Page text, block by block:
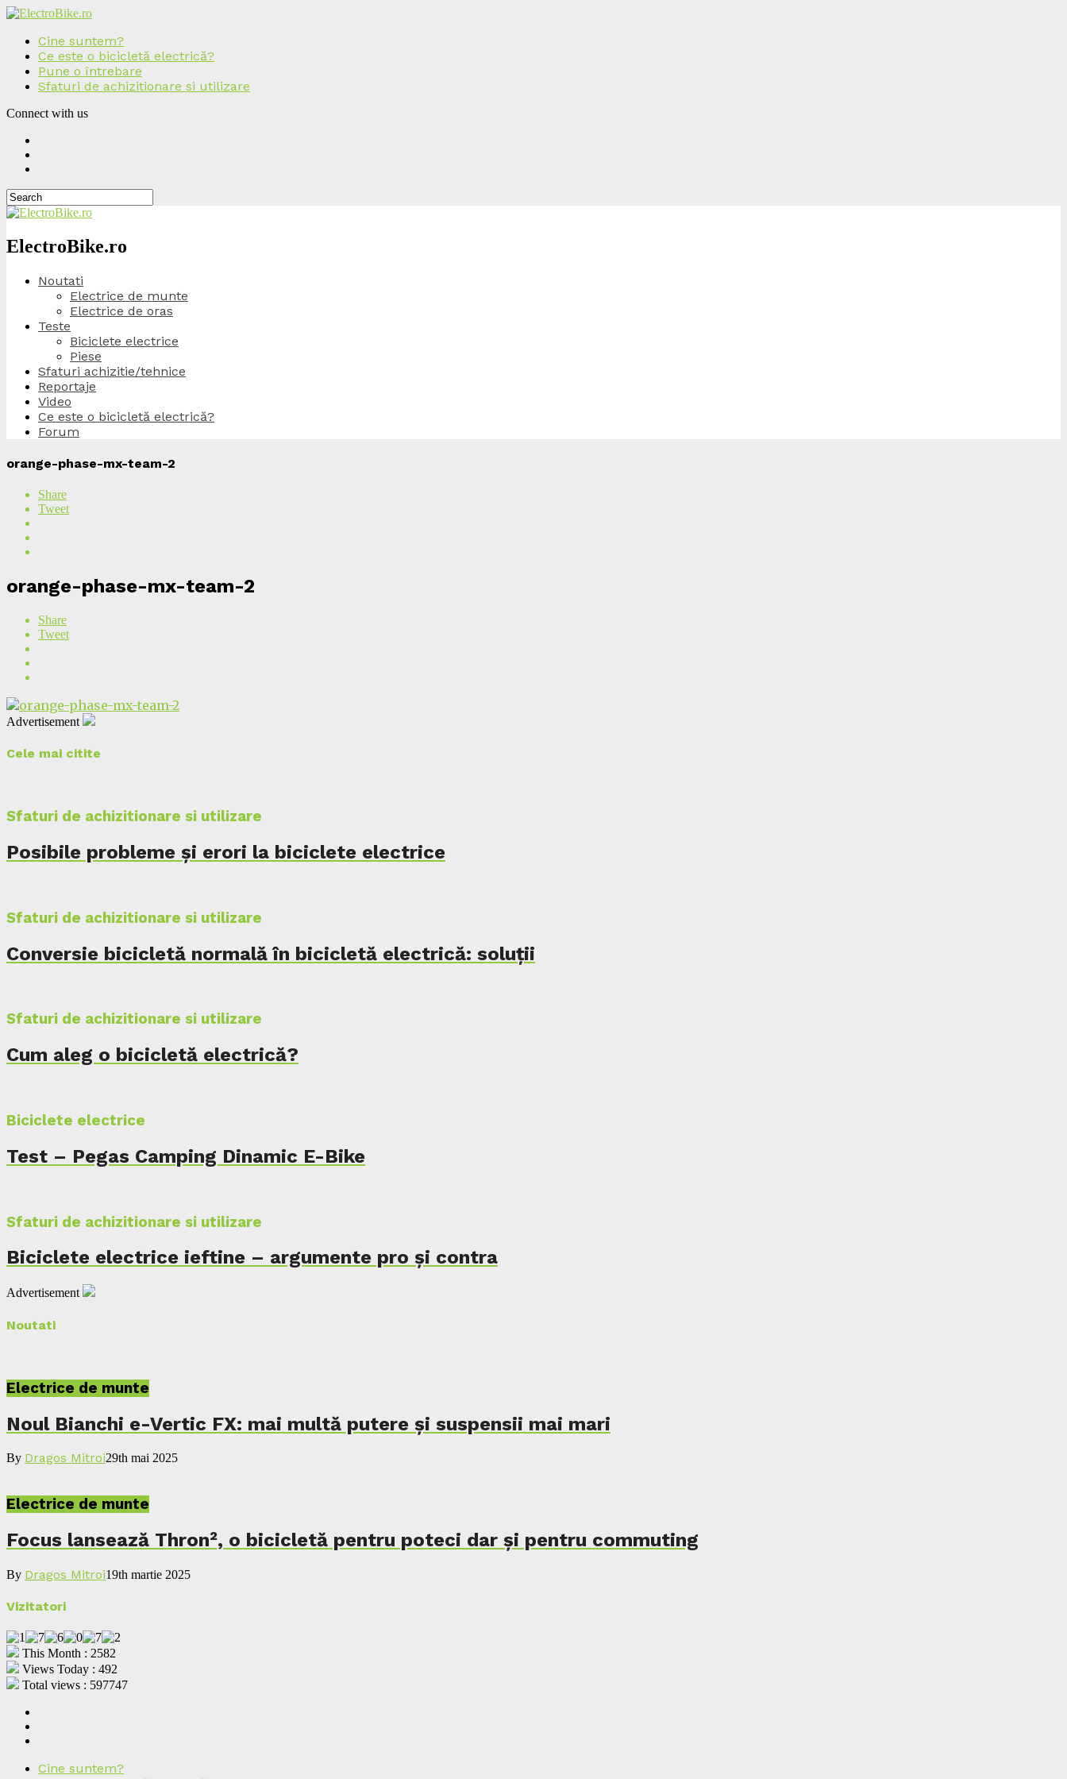
Cine suntem?
Ce este o bicicletă electrică?
Pune o întrebare
Sfaturi de achizitionare si utilizare
Connect with us
ElectroBike.ro
Noutati
Electrice de munte
Electrice de oras
Teste
Biciclete electrice
Piese
Sfaturi achizitie/tehnice
Reportaje
Video
Ce este o bicicletă electrică?
Forum
orange-phase-mx-team-2
Share
Tweet
orange-phase-mx-team-2
Share
Tweet
Advertisement
Cele mai citite
Sfaturi de achizitionare si utilizare
Posibile probleme și erori la biciclete electrice
Sfaturi de achizitionare si utilizare
Conversie bicicletă normală în bicicletă electrică: soluții
Sfaturi de achizitionare si utilizare
Cum aleg o bicicletă electrică?
Biciclete electrice
Test – Pegas Camping Dinamic E-Bike
Sfaturi de achizitionare si utilizare
Biciclete electrice ieftine – argumente pro și contra
Advertisement
Noutati
Electrice de munte
Noul Bianchi e-Vertic FX: mai multă putere și suspensii mai mari
By Dragos Mitroi29th mai 2025
Electrice de munte
Focus lansează Thron², o bicicletă pentru poteci dar și pentru commuting
By Dragos Mitroi19th martie 2025
Vizitatori
This Month : 2582
Views Today : 492
Total views : 597747
Cine suntem?